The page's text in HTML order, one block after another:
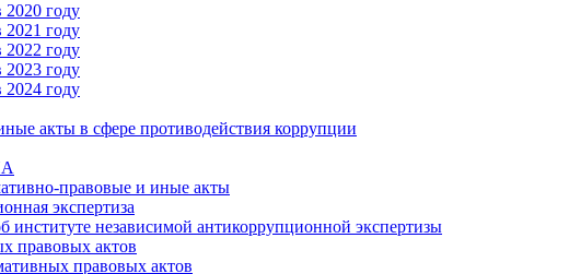
2020 году
2021 году
2022 году
2023 году
2024 году
акты в сфере противодействия коррупции
правовые и иные акты
экспертиза
независимой антикоррупционной экспертизы
правовых актов
правовых актов